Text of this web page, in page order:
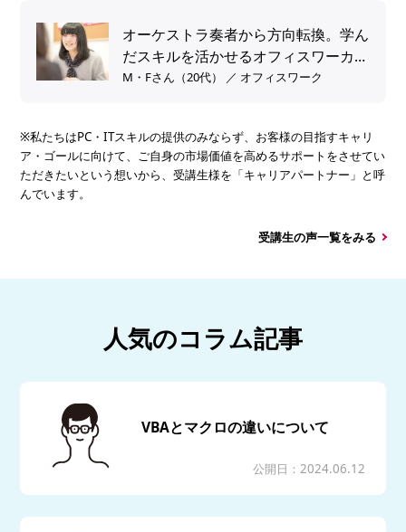
オーケストラ奏者から方向転換。学ん
だスキルを活かせるオフィスワーカー
へ。
M・Fさん（20代） ／ オフィスワーク
※私たちはPC・ITスキルの提供のみならず、お客様の目指すキャリ
ア・ゴールに向けて、ご自身の市場価値を高めるサポートをさせてい
ただきたいという想いから、受講生様を「キャリアパートナー」と呼
んでいます。
受講生の声一覧をみる
人気のコラム記事
VBAとマクロの違いについて
公開日：2024.06.12